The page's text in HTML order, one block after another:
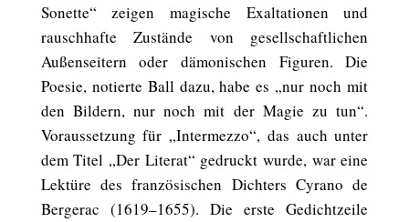
Sonette“ zeigen magische Exaltationen und
rauschhafte Zustände von gesellschaftlichen
Außenseitern oder dämonischen Figuren. Die
Poesie, notierte Ball dazu, habe es „nur noch mit
den Bildern, nur noch mit der Magie zu tun“.
Voraussetzung für „Intermezzo“, das auch unter
dem Titel „Der Literat“ gedruckt wurde, war eine
Lektüre des französischen Dichters Cyrano de
Bergerac (1619–1655). Die erste Gedichtzeile